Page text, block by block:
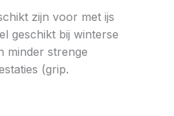
zijn voor met ijs
geschikt bij winterse
minder strenge
(grip.